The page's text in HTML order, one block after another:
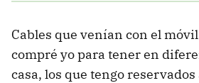
Cables que venían con el
compré yo para tener en
casa, los que tengo